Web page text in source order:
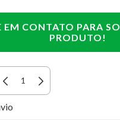
EM CONTATO PARA
PRODUTO!